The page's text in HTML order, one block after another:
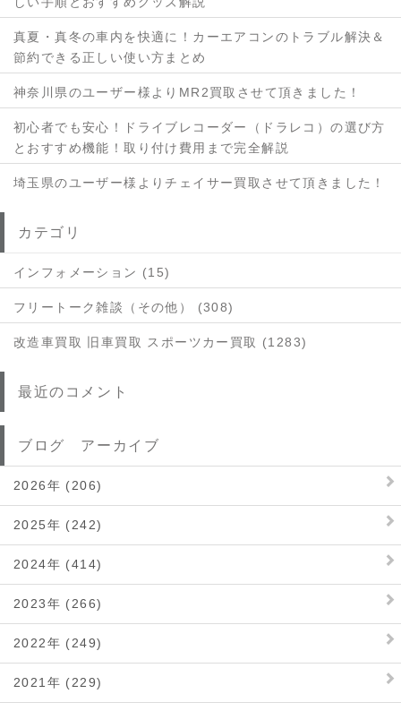
真夏・真冬の車内を快適に！カーエアコンのトラブル解決＆
節約できる正しい使い方まとめ
神奈川県のユーザー様よりMR2買取させて頂きました！
初心者でも安心！ドライブレコーダー（ドラレコ）の選び方
とおすすめ機能！取り付け費用まで完全解説
埼玉県のユーザー様よりチェイサー買取させて頂きました！
カテゴリ
インフォメーション (15)
フリートーク雑談（その他） (308)
改造車買取 旧車買取 スポーツカー買取 (1283)
最近のコメント
ブログ アーカイブ
2026年 (206)
2025年 (242)
2024年 (414)
2023年 (266)
2022年 (249)
2021年 (229)